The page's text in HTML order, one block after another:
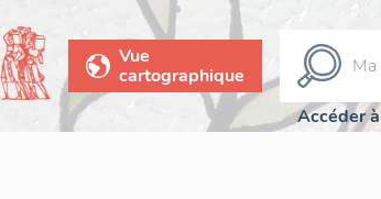
Vue
cartographique
Accéder